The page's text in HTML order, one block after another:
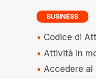
BUSINESS
Codice di
Attività in
Accedere al